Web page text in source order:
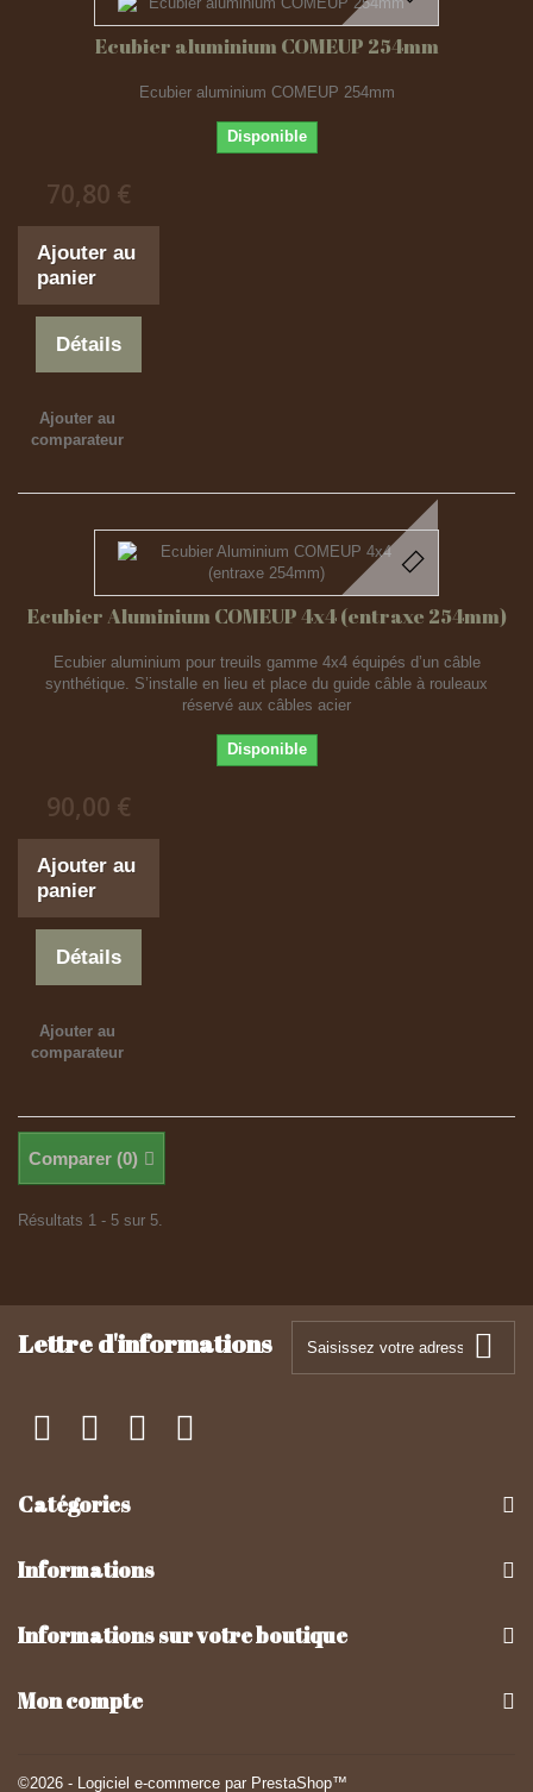
Ecubier aluminium COMEUP 254mm
Ecubier aluminium COMEUP 254mm
Disponible
70,80 €
Ajouter au
panier
Détails
Ajouter au
comparateur
Ecubier Aluminium COMEUP 4x4 (entraxe 254mm)
Ecubier aluminium pour treuils gamme 4x4 équipés d’un câble
synthétique. S’installe en lieu et place du guide câble à rouleaux
réservé aux câbles acier
Disponible
90,00 €
Ajouter au
panier
Détails
Ajouter au
comparateur
Comparer (0)
Résultats 1 - 5 sur 5.
Lettre d'informations
Catégories
Informations
©2026 - Logiciel e-commerce par PrestaShop™
Informations sur votre boutique
Mon compte